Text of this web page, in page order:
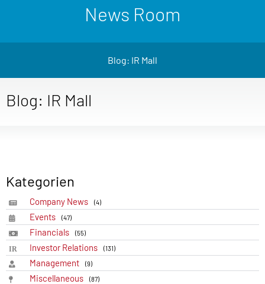
News Room
Blog: IR Mall
Blog: IR Mall
Kategorien
Company News (4)
Events (47)
Financials (55)
Investor Relations (131)
Management (9)
Miscellaneous (87)